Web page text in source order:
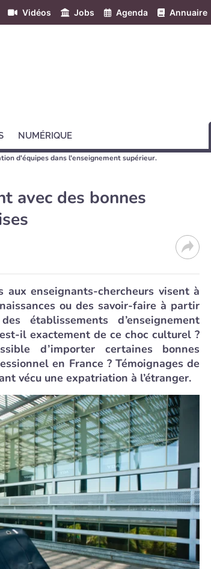
Vidéos Jobs Agenda Annuaire
NUMÉRIQUE
d'équipes dans l'enseignement supérieur.
avec des bonnes
enseignants-chercheurs visent à
ou des savoir-faire à partir
établissements d’enseignement
il exactement de ce choc culturel ?
d’importer certaines bonnes
en France ? Témoignages de
vécu une expatriation à l’étranger.